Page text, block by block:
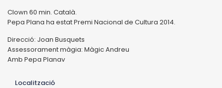
Clown 60 min. Català.
Pepa Plana ha estat Premi Nacional de Cultura 2014.
Direcció: Joan Busquets
Assessorament màgia: Màgic Andreu
Amb Pepa Planav
Localització